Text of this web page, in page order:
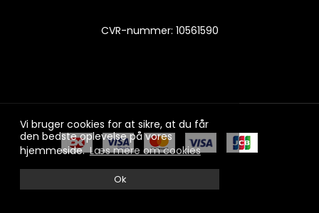
Vi bruger cookies for at sikre, at du får
den bedste oplevelse på vores
hjemmeside.Læs mere om cookies
Ok
CVR-nummer: 10561590
100% sikker handel